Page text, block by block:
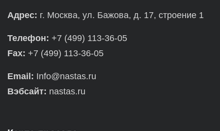
Адрес: г. Москва, ул. Бажова, д. 17, строение 1
Телефон: +7 (499) 113-36-05
Fax: +7 (499) 113-36-05
Email: Info@nastas.ru
Вэбсайт: nastas.ru